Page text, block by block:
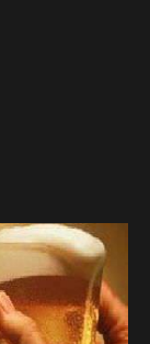
味とお出汁と
券ご利用のお
仕入れ状況等に
限時間は120分
い）